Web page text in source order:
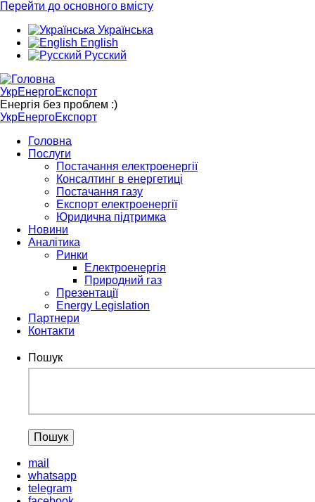
Перейти до основного вмісту
Українська
English
Русский
УкрЕнергоЕкспорт
Енергія без проблем :)
УкрЕнергоЕкспорт
Головна
Послуги
Постачання електроенергії
Консалтинг в енергетиці
Постачання газу
Експорт електроенергії
Юридична підтримка
Новини
Аналітика
Ринки
Електроенергія
Природний газ
Презентації
Energy Legislation
Партнери
Контакти
Пошук
mail
whatsapp
telegram